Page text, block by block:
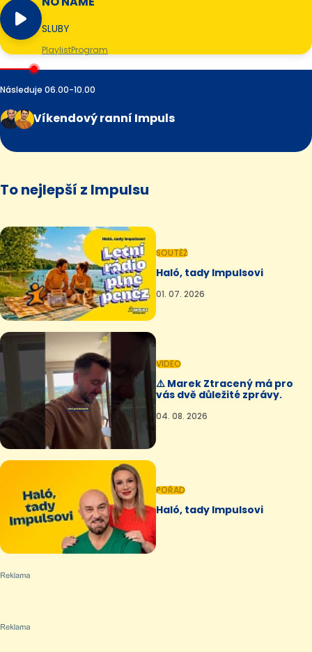
SLUBY
PlaylistProgram
Následuje 06.00-10.00
Víkendový ranní Impuls
To nejlepší z Impulsu
SOUTĚŽ
Haló, tady Impulsovi
01. 07. 2026
VIDEO
⚠️ Marek Ztracený má pro
vás dvě důležité zprávy.
04. 08. 2026
POŘAD
Haló, tady Impulsovi